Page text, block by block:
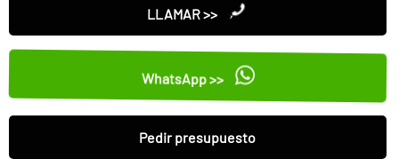
LLAMAR >>
WhatsApp >>
Pedir presupuesto